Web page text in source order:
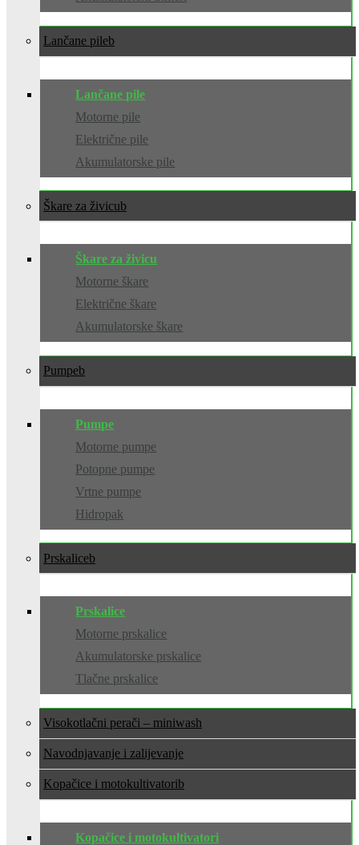
Lančane pile
Lančane pile
Motorne pile
Električne pile
Akumulatorske pile
Škare za živicu
Škare za živicu
Motorne škare
Električne škare
Akumulatorske škare
Pumpe
Pumpe
Motorne pumpe
Potopne pumpe
Vrtne pumpe
Hidropak
Prskalice
Prskalice
Motorne prskalice
Akumulatorske prskalice
Tlačne prskalice
Visokotlačni perači – miniwash
Navodnjavanje i zalijevanje
Kopačice i motokultivatori
Kopačice i motokultivatori